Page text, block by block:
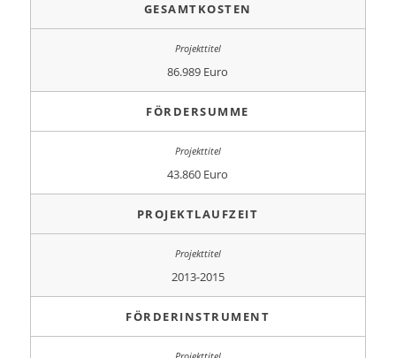
GESAMTKOSTEN
86.989 Euro
FÖRDERSUMME
43.860 Euro
PROJEKTLAUFZEIT
2013-2015
FÖRDERINSTRUMENT